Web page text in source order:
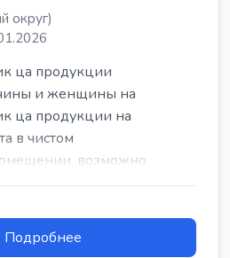
округ)
ца продукции
и женщины на
ца продукции на
в чистом
возможно
с воскресен...
Подробнее